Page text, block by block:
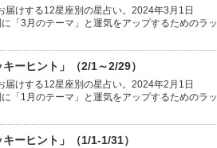
けする12星座別の星占い。2024年3月1日
「3月のテーマ」と運気をアップするためのラッ
ーヒント」（2/1～2/29）
けする12星座別の星占い。2024年2月1日
「1月のテーマ」と運気をアップするためのラッ
ーヒント」（1/1-1/31）